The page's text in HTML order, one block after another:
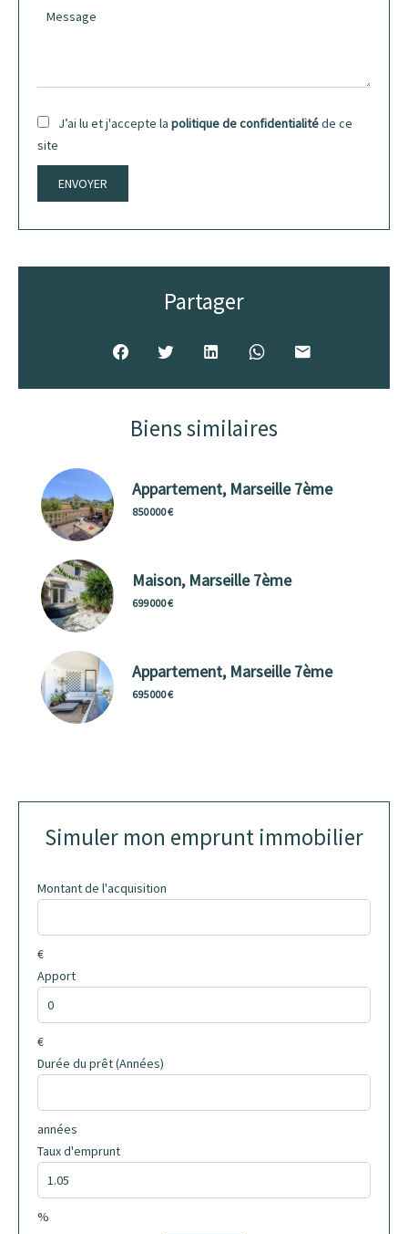
J’ai lu et j'accepte la politique de confidentialitéde ce
site
ENVOYER
Partager
Biens similaires
Appartement, Marseille 7ème
850 000 €
Maison, Marseille 7ème
699 000 €
Appartement, Marseille 7ème
695 000 €
Simuler mon emprunt immobilier
Montant de l'acquisition
€
Apport
€
Durée du prêt (Années)
années
Taux d'emprunt
%